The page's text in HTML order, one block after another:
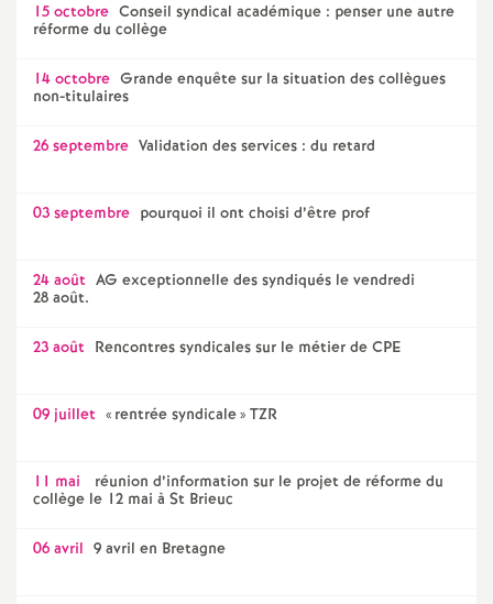
d
e
S
e
c
d
15 octobre Conseil syndical académique : penser une autre
réforme du collège
14 octobre Grande enquête sur la situation des collègues
non-titulaires
26 septembre Validation des services : du retard
03 septembre pourquoi il ont choisi d’être prof
24 août AG exceptionnelle des syndiqués le vendredi
28 août.
23 août Rencontres syndicales sur le métier de CPE
09 juillet « rentrée syndicale» TZR
11 mai
réunion d’information sur le projet de réforme du
collège le 12 mai à St Brieuc
06 avril 9 avril en Bretagne